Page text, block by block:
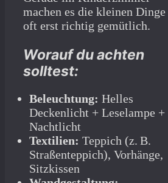
machen es die kleinen Dinge
oft erst richtig gemütlich.
Worauf du achten
solltest:
Beleuchtung: Helles
Deckenlicht + Leselampe +
Nachtlicht
Textilien: Teppich (z. B.
Straßenteppich), Vorhänge,
Sitzkissen